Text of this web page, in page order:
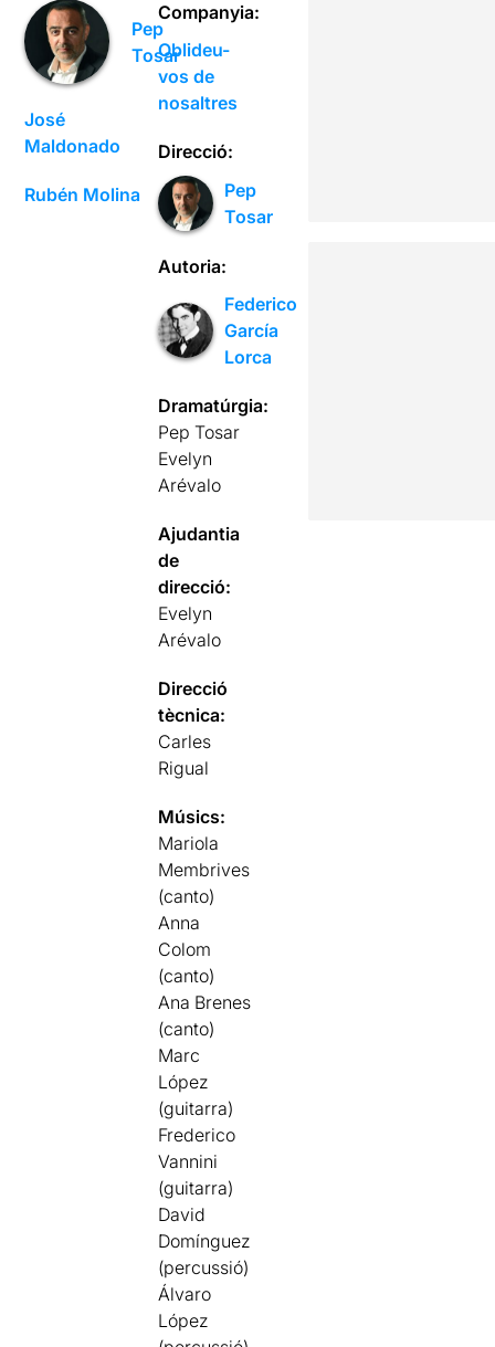
Pep
Tosar
José
Maldonado
Rubén Molina
Companyia:
Oblideu-
vos de
nosaltres
Direcció:
Pep
Tosar
Autoria:
Federico
García
Lorca
Dramatúrgia:
Pep Tosar
Evelyn
Arévalo
Ajudantia
de
direcció:
Evelyn
Arévalo
Direcció
tècnica:
Carles
Rigual
Músics:
Mariola
Membrives
(canto)
Anna
Colom
(canto)
Ana Brenes
(canto)
Marc
López
(guitarra)
Frederico
Vannini
(guitarra)
David
Domínguez
(percussió)
Álvaro
López